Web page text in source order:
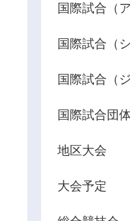
国際試合（
国際試合（
国際試合（
国際試合団
地区大会
大会予定